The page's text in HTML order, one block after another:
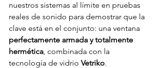
nuestros sistemas al límite en pruebas
reales de sonido para demostrar que la
clave está en el conjunto: una ventana
perfectamente armada y totalmente
hermética, combinada con la
tecnología de vidrio Vetriko.